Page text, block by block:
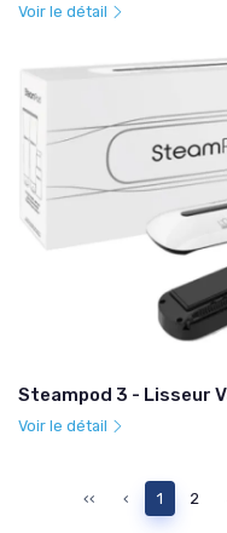
Voir le détail
Steampod 3 - Lisseur
Voir le détail
‹‹ ‹ 1 2